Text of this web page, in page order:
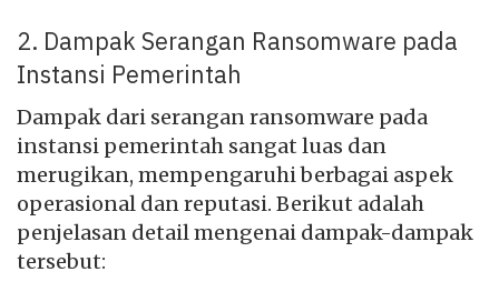
2. Dampak Serangan Ransomware pada
Instansi Pemerintah
Dampak dari serangan ransomware pada
instansi pemerintah sangat luas dan
merugikan, mempengaruhi berbagai aspek
operasional dan reputasi. Berikut adalah
penjelasan detail mengenai dampak-dampak
tersebut: